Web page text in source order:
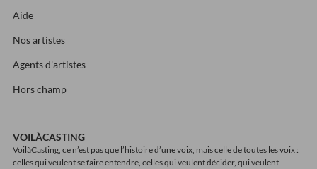
Aide
Nos artistes
Agents d'artistes
Hors champ
VOILÀCASTING
VoilàCasting, ce n’est pas que l’histoire d’une voix, mais celle de toutes les voix :
celles qui veulent se faire entendre, celles qui veulent décider, qui veulent